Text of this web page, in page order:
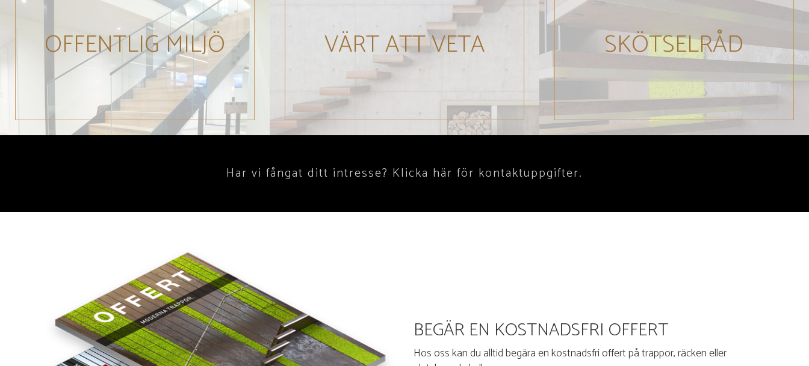
OFFENTLIG MILJÖ
Läs mer om våra trappor
VÄRT ATT VETA
Läs mer...
SKÖTSELRÅD
Läs om skötsel & underhåll här
Har vi fångat ditt intresse? Klicka här för kontaktuppgifter.
BEGÄR EN KOSTNADSFRI OFFERT
Hos oss kan du alltid begära en kostnadsfri offert på trappor, räcken eller